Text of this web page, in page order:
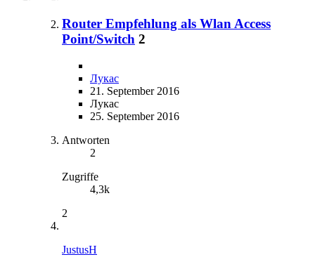
Router Empfehlung als Wlan Access
Point/Switch 2
Лукас
21. September 2016
Лукас
25. September 2016
Antworten
2
Zugriffe
4,3k
2
JustusH